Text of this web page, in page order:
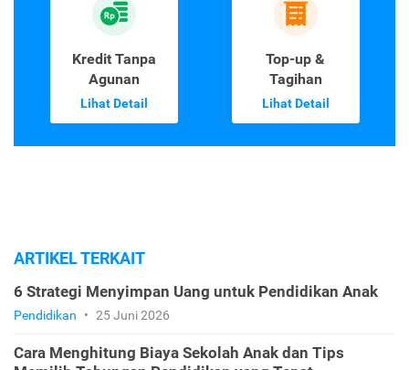
Kredit Tanpa
Agunan
Lihat Detail
Top-up &
Tagihan
Lihat Detail
ARTIKEL TERKAIT
6 Strategi Menyimpan Uang untuk Pendidikan Anak
Pendidikan • 25 Juni 2026
Cara Menghitung Biaya Sekolah Anak dan Tips